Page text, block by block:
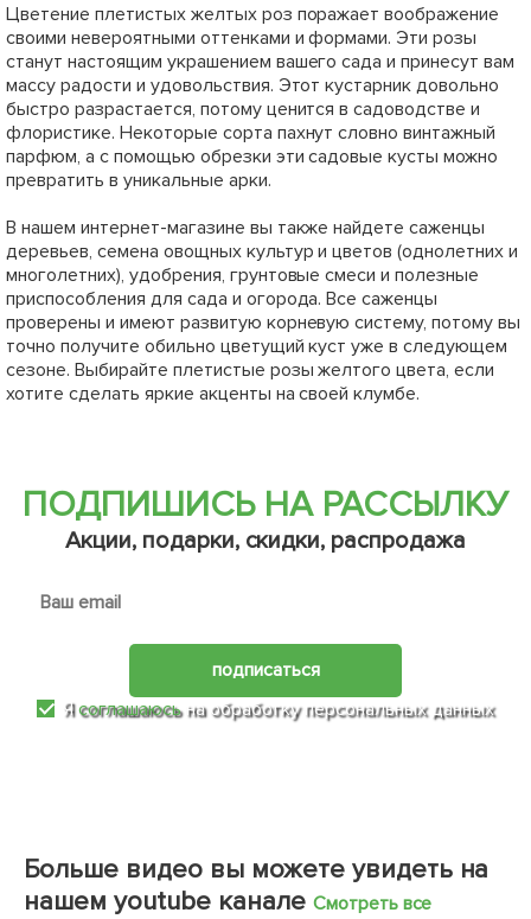
Цветение плетистых желтых роз поражает воображение
своими невероятными оттенками и формами. Эти розы
станут настоящим украшением вашего сада и принесут вам
массу радости и удовольствия. Этот кустарник довольно
быстро разрастается, потому ценится в садоводстве и
флористике. Некоторые сорта пахнут словно винтажный
парфюм, а с помощью обрезки эти садовые кусты можно
превратить в уникальные арки.
В нашем интернет-магазине вы также найдете саженцы
деревьев, семена овощных культур и цветов (однолетних и
многолетних), удобрения, грунтовые смеси и полезные
приспособления для сада и огорода. Все саженцы
проверены и имеют развитую корневую систему, потому вы
точно получите обильно цветущий куст уже в следующем
сезоне. Выбирайте плетистые розы желтого цвета, если
хотите сделать яркие акценты на своей клумбе.
ПОДПИШИСЬ НА РАССЫЛКУ
Акции, подарки, скидки, распродажа
подписаться
Ясоглашаюсьна обработку персональных данных
Больше видео вы можете увидеть на
нашем youtube канале Смотреть все